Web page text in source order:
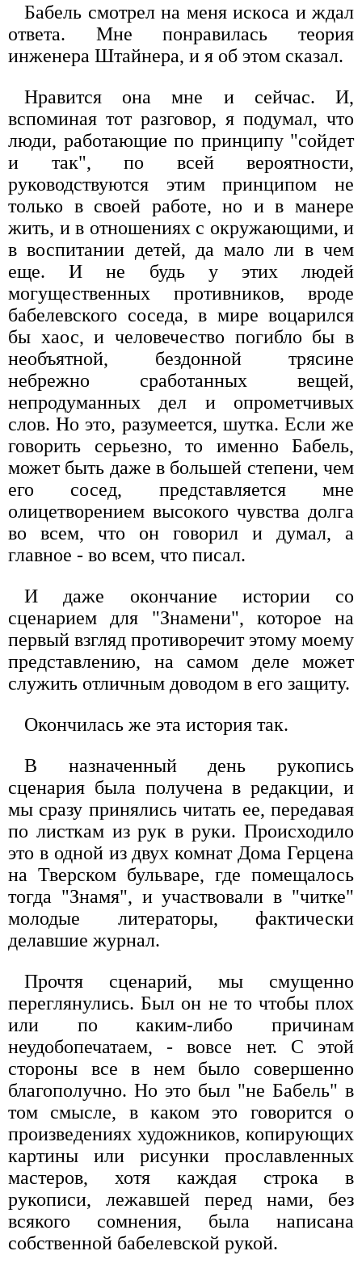
Бабель смотрел на меня искоса и ждал
ответа. Мне понравилась теория
инженера Штайнера, и я об этом сказал.
Нравится она мне и сейчас. И,
вспоминая тот разговор, я подумал, что
люди, работающие по принципу "сойдет
и так", по всей вероятности,
руководствуются этим принципом не
только в своей работе, но и в манере
жить, и в отношениях с окружающими, и
в воспитании детей, да мало ли в чем
еще. И не будь у этих людей
могущественных противников, вроде
бабелевского соседа, в мире воцарился
бы хаос, и человечество погибло бы в
необъятной, бездонной трясине
небрежно сработанных вещей,
непродуманных дел и опрометчивых
слов. Но это, разумеется, шутка. Если же
говорить серьезно, то именно Бабель,
может быть даже в большей степени, чем
его сосед, представляется мне
олицетворением высокого чувства долга
во всем, что он говорил и думал, а
главное - во всем, что писал.
И даже окончание истории со
сценарием для "Знамени", которое на
первый взгляд противоречит этому моему
представлению, на самом деле может
служить отличным доводом в его защиту.
Окончилась же эта история так.
В назначенный день рукопись
сценария была получена в редакции, и
мы сразу принялись читать ее, передавая
по листкам из рук в руки. Происходило
это в одной из двух комнат Дома Герцена
на Тверском бульваре, где помещалось
тогда "Знамя", и участвовали в "читке"
молодые литераторы, фактически
делавшие журнал.
Прочтя сценарий, мы смущенно
переглянулись. Был он не то чтобы плох
или по каким-либо причинам
неудобопечатаем, - вовсе нет. С этой
стороны все в нем было совершенно
благополучно. Но это был "не Бабель" в
том смысле, в каком это говорится о
произведениях художников, копирующих
картины или рисунки прославленных
мастеров, хотя каждая строка в
рукописи, лежавшей перед нами, без
всякого сомнения, была написана
собственной бабелевской рукой.